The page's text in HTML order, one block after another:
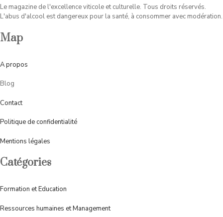
Le magazine de l'excellence viticole et culturelle. Tous droits réservés.
L'abus d'alcool est dangereux pour la santé, à consommer avec modération.
Map
Apropos
Blog
Contact
Politique de confidentialité
Mentions légales
Catégories
Formation et Education
Ressources humaines et Management